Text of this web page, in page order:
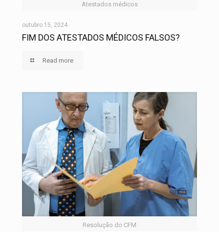
Atestados médicos
outubro 15, 2024
FIM DOS ATESTADOS MÉDICOS FALSOS?
Read more
Resolução do CFM